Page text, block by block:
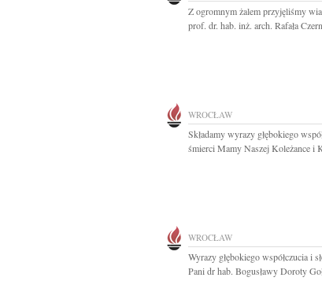
Z ogromnym żalem przyjęliśmy
prof. dr. hab. inż. arch. Rafała
WROCŁAW
Składamy wyrazy głębokiego
śmierci Mamy Naszej Koleżance i
WROCŁAW
Wyrazy głębokiego współczucia i
Pani dr hab. Bogusławy Doroty